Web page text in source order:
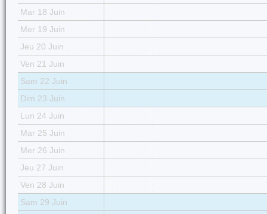
Mar 18 Juin
Mer 19 Juin
Jeu 20 Juin
Ven 21 Juin
Sam 22 Juin
Dim 23 Juin
Lun 24 Juin
Mar 25 Juin
Mer 26 Juin
Jeu 27 Juin
Ven 28 Juin
Sam 29 Juin